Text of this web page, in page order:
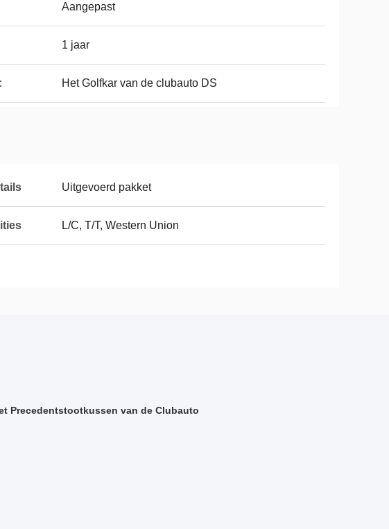
Aangepast
1 jaar
Het Golfkar van de clubauto DS
Uitgevoerd pakket
L/C, T/T, Western Union
Precedentstootkussen van de Clubauto